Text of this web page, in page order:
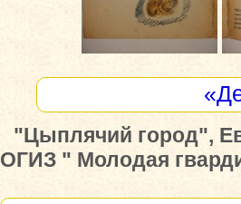
"Цыплячий город",
ОГИЗ " Молодая